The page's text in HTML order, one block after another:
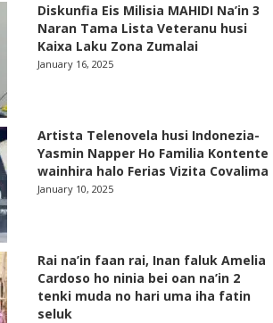
Diskunfia Eis Milisia MAHIDI Na’in 3
Naran Tama Lista Veteranu husi
Kaixa Laku Zona Zumalai
January 16, 2025
Artista Telenovela husi Indonezia-
Yasmin Napper Ho Familia Kontente
wainhira halo Ferias Vizita Covalima
January 10, 2025
Rai na’in faan rai, Inan faluk Amelia
Cardoso ho ninia bei oan na’in 2
tenki muda no hari uma iha fatin
seluk